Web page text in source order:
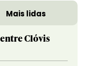
Mais lidas
Clóvis